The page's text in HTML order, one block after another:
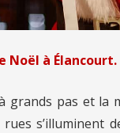
Noël à Élancourt.
grands pas et la
rues